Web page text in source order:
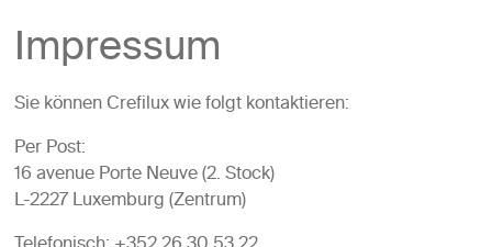
Impressum
Sie können Crefilux wie folgt kontaktieren:
Per Post:
16 avenue Porte Neuve (2. Stock)
L-2227 Luxemburg (Zentrum)